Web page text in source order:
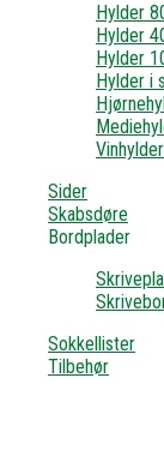
Hylder
Hylder
Hylder
Hylder i
Vinhylder
Sider
Skabsdøre
Bordplader
Sokkellister
Tilbehør